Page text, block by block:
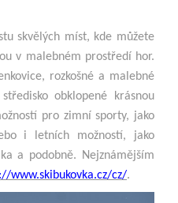
skvělých míst, kde můžete
v malebném prostředí hor.
rozkošné a malebné
obklopené krásnou
pro zimní sporty, jako
i letních možností, jako
a podobně. Nejznámějším
www.skibukovka.cz/cz/.